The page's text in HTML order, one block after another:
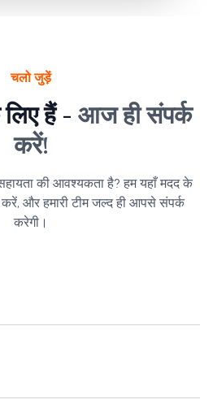
चलो जुड़ें
हैं - आज ही संपर्क
करें!
की आवश्यकता है? हम यहाँ मदद के
और हमारी टीम जल्द ही आपसे संपर्क
करेगी।